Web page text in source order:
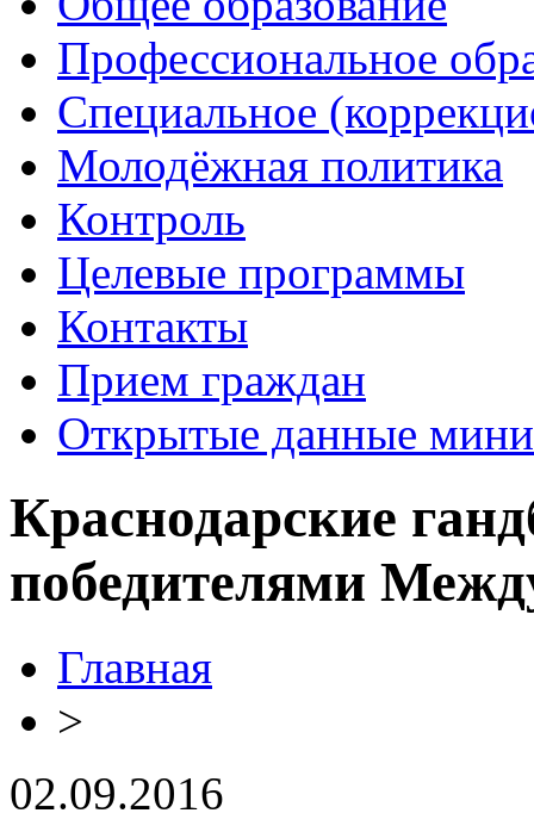
Профессиональное
Специальное
Молодёжная политика
Контроль
Целевые программы
Контакты
Прием граждан
Открытые данные
Краснодарские
победителями
Главная
>
02.09.2016